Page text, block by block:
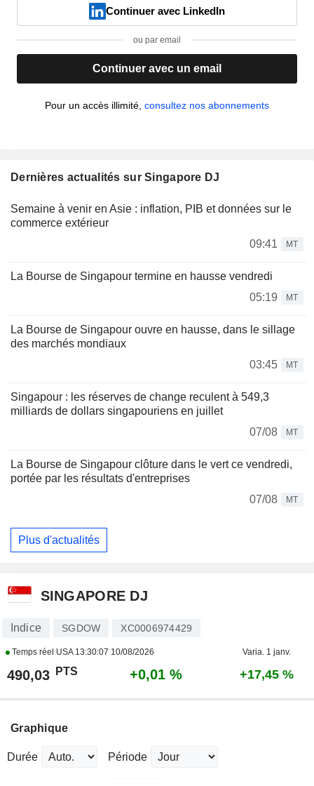
Continuer avec LinkedIn
ou par email
Continuer avec un email
Pour un accès illimité, consultez nos abonnements
Dernières actualités sur Singapore DJ
Semaine à venir en Asie : inflation, PIB et données sur le
commerce extérieur
09:41
MT
La Bourse de Singapour termine en hausse vendredi
05:19
MT
La Bourse de Singapour ouvre en hausse, dans le sillage
des marchés mondiaux
03:45
MT
Singapour : les réserves de change reculent à 549,3
milliards de dollars singapouriens en juillet
07/08
MT
La Bourse de Singapour clôture dans le vert ce vendredi,
portée par les résultats d'entreprises
07/08
MT
Plus d'actualités
SINGAPORE DJ
Indice SGDOW XC0006974429
Temps réel USA 13:30:07 10/08/2026 Varia. 1 janv.
490,03 PTS +0,01 % +17,45 %
Graphique
Durée Période